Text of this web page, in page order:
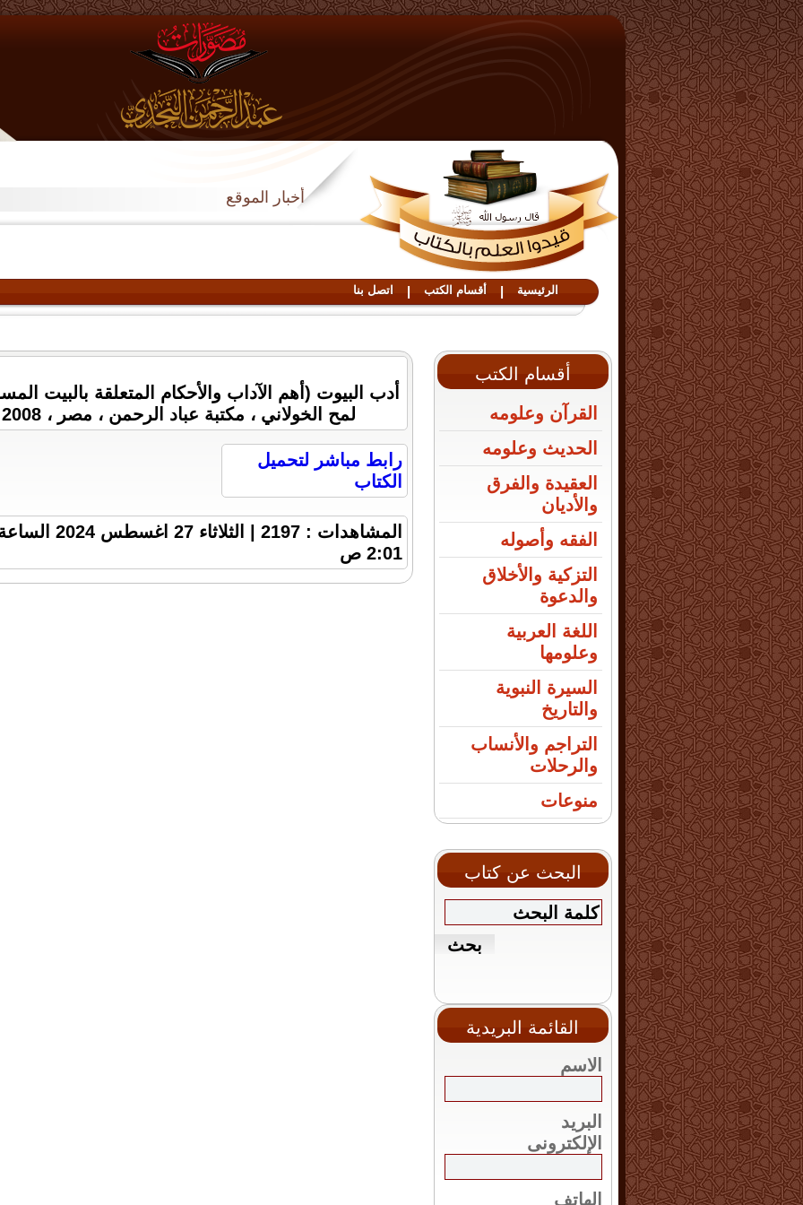
أخبار الموقع
الرئيسية | أقسام الكتب | اتصل بنا
أقسام الكتب
القرآن وعلومه
الحديث وعلومه
العقيدة والفرق
والأديان
الفقه وأصوله
التزكية والأخلاق
والدعوة
اللغة العربية
وعلومها
السيرة النبوية
والتاريخ
التراجم والأنساب
والرحلات
منوعات
البحث عن كتاب
القائمة البريدية
الاسم
البريد
الإلكترونى
الهاتف
أدب البيوت (أهم الآداب والأحكام المتعلقة بالبيت
لمح الخولاني ، مكتبة عباد الرحمن ، مصر ، 2008 م ، 119 ص ، 3 M .
رابط مباشر لتحميل
الكتاب
المشاهدات : 2197 | الثلاثاء 27 اغسطس 2024
2:01 ص